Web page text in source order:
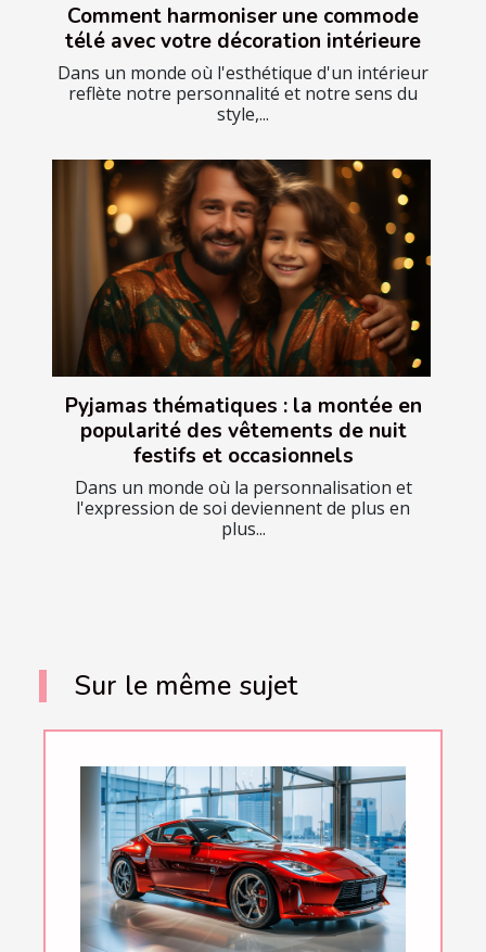
Comment harmoniser une commode
télé avec votre décoration intérieure
Dans un monde où l'esthétique d'un intérieur
reflète notre personnalité et notre sens du
style,...
Pyjamas thématiques : la montée en
popularité des vêtements de nuit
festifs et occasionnels
Dans un monde où la personnalisation et
l'expression de soi deviennent de plus en
plus...
Sur le même sujet